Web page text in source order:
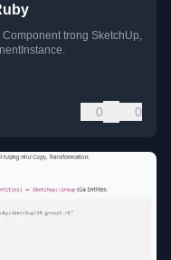
trong SketchUp,
0 0